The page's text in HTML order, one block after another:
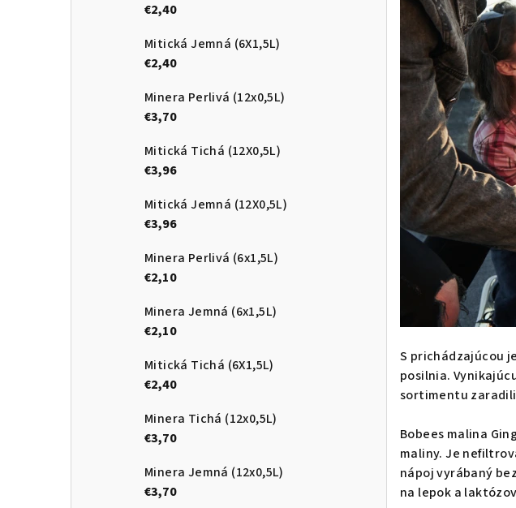
€2,40
Mitická Jemná (6X1,5L)
€2,40
Minera Perlivá (12x0,5L)
€3,70
Mitická Tichá (12X0,5L)
€3,96
Mitická Jemná (12X0,5L)
€3,96
Minera Perlivá (6x1,5L)
€2,10
Minera Jemná (6x1,5L)
€2,10
Mitická Tichá (6X1,5L)
€2,40
Minera Tichá (12x0,5L)
€3,70
Minera Jemná (12x0,5L)
€3,70
S prichádzajúcou
posilnia.
sortimentu
Bobees malina
maliny. Je
nápoj vyrábaný
na lepok a